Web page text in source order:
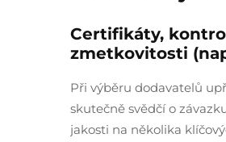
Certifikáty,
zmetkovitosti
Při výběru dodavatelů
skutečně svědčí o
jakosti na několika